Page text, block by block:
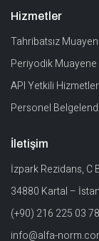
Hizmetler
Tahribatsız
Periyodik
API Yetkili Hizmetler
Personel
İletişim
İzpark Rezidans, C
34880 Kartal –
(+90) 216 225 03
info@alfa-